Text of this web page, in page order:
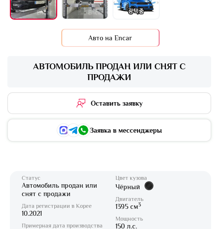
АВТОМОБИЛЬ ПРОДАН ИЛИ СНЯТ С
ПРОДАЖИ
Оставить заявку
Заявка в мессенджеры
Статус
Автомобиль продан или
снят с продажи
Дата регистрации в Корее
10.2021
Примерная дата производства
Цвет кузова
Чёрный
Двигатель
1395 см3
Мощность
150 л.с.
Авто на Encar